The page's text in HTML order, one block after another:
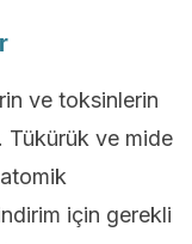
ve toksinlerin
Tükürük ve mide
için gerekli